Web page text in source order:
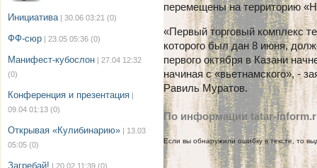
Инициатива | 30.06 03:21 (0)
ФФ-сюр | 23.05 05:36 (0)
Манифест-кубослон | 27.04 12:32
(0)
Конференция и презентация |
09.04 01:13 (0)
Открывая «Кулибинарию» | 13.03
05:05 (0)
Загребай! | 20.02 11:39 (0)
перемещены на территорию
«Первый торговый комплекс
которого был дан 8 июня,
первого октября в Казани
начиная с «вьетнамского», -
Равиль Муратов.
По информации tatar-
Если вы обнаружили ошибку в тексте, то